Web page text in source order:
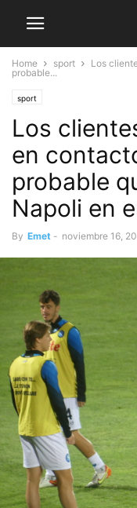
Home sport
Los
probable...
sport
Los
en
probable
Napoli en
By Emet - noviembre 16,